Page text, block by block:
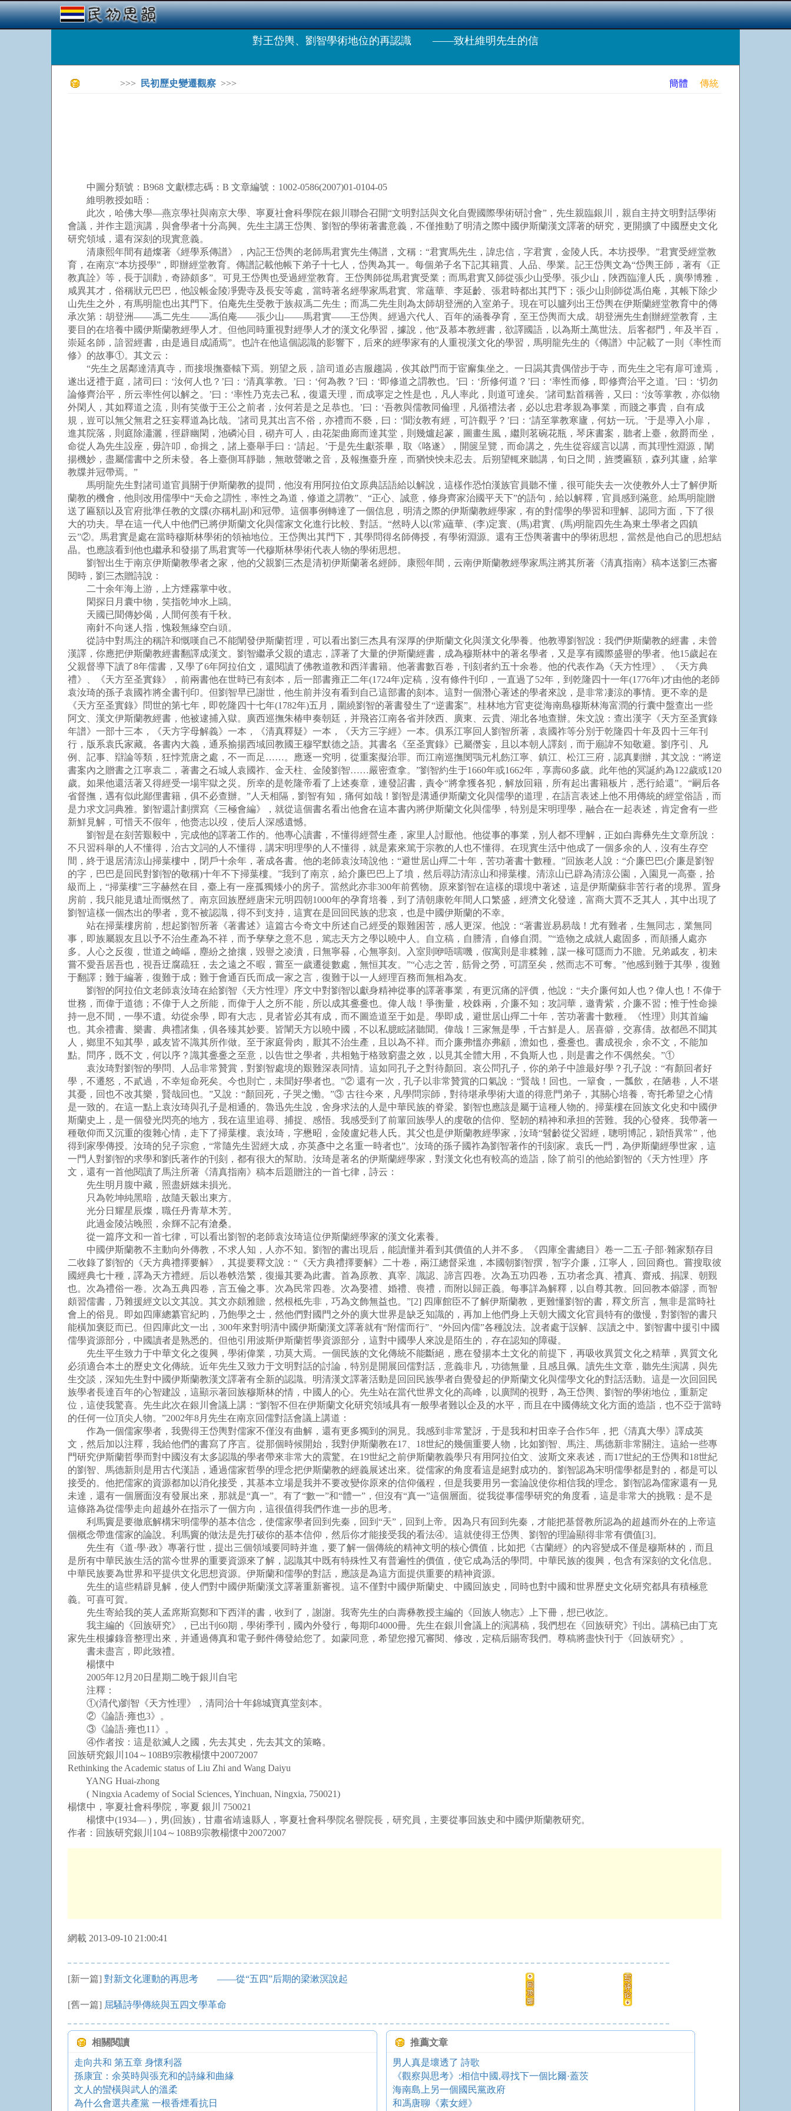
對王岱輿、劉智學術地位的再認識 ——致杜維明先生的信
>>> 民初歷史變遷觀察 >>> 簡體 傳統
中圖分類號：B968 文獻標志碼：B 文章編號：1002-0586(2007)01-0104-05
維明教授如晤：
此次，哈佛大學—燕京學社與南京大學、寧夏社會科學院在銀川聯合召開“文明對話與文化自覺國際學術研討會”，先生親臨銀川，親自主持文明對話學術
會議，并作主題演講，與會學者十分高興。先生主講王岱輿、劉智的學術著書意義，不僅推動了明清之際中國伊斯蘭漢文譯著的研究，更開擴了中國歷史文化
研究領域，還有深刻的現實意義。
清康熙年間有趙燦著《經學系傳譜》，內記王岱輿的老師馬君實先生傳譜，文稱：“君實馬先生，諱忠信，字君實，金陵人氏。本坊授學。”君實受經堂教
育，在南京“本坊授學”，即辦經堂教育。傳譜記載他帳下弟子十七人，岱輿為其一。每個弟子名下記其籍貫、人品、學業。記王岱輿文為“岱輿王師，著有《正
教真詮》等，長于訓勸，奇跡頗多”。可見王岱輿也受過經堂教育。王岱輿師從馬君實受業；而馬君實又師從張少山受學。張少山，陜西臨潼人氏，廣學博雅，
咸異其才，俗稱狀元巴巴，他設帳金陵凈覺寺及長安等處，當時著名經學家馬君實、常蘊華、李延齡、張君時都出其門下；張少山則師從馮伯庵，其帳下除少
山先生之外，有馬明龍也出其門下。伯庵先生受教于族叔馮二先生；而馮二先生則為太師胡登洲的入室弟子。現在可以臚列出王岱輿在伊斯蘭經堂教育中的傳
承次第：胡登洲——馮二先生——馮伯庵——張少山——馬君實——王岱輿。經過六代人、百年的涵養孕育，至王岱輿而大成。胡登洲先生創辦經堂教育，主
要目的在培養中國伊斯蘭教經學人才。但他同時重視對經學人才的漢文化學習，據說，他“及慕本教經書，欲譯國語，以為斯土萬世法。后客都門，年及半百，
崇延名師，諳習經書，由是過目成誦焉”。也許在他這個認識的影響下，后來的經學家有的人重視漢文化的學習，馬明龍先生的《傳譜》中記載了一則《率性而
修》的故事①。其文云：
“先生之居鄰達清真寺，而接垠撫臺轅下焉。朔望之辰，諳司道必吉服趨謁，俟其啟門而于宦廨集坐之。一日謁其貴偶偕步于寺，而先生之宅有扉可達焉，
遂出迓禮于庭，諸司曰：‘汝何人也？’曰：‘清真掌教。’曰：‘何為教？’曰：‘即修道之謂教也。’曰：‘所修何道？’曰：‘率性而修，即修齊治平之道。’曰：‘切勿
論修齊治平，所云率性何以解之。’曰：‘率性乃克去己私，復還天理，而成寧定之性是也，凡人率此，則道可達矣。’諸司點首稱善，又曰：‘汝等掌教，亦似物
外閑人，其如釋道之流，則有笑傲于王公之前者，汝何若是之足恭也。’曰：‘吾教與儒教同倫理，凡循禮法者，必以忠君孝親為事業，而賤之事貴，自有成
規，豈可以無父無君之狂妄釋道為比哉。’諸司見其出言不俗，亦禮而不褻，曰：‘聞汝教有經，可許觀乎？’曰：‘請至掌教寒廬，何妨一玩。’于是導入小扉，
進其院落，則庭除瀟灑，徑辟幽閑，池磷沁目，砌卉可人，由花架曲廊而達其堂，則幾爐起篆，圖畫生風，繼則茗碗花瓶，琴床書案，聽者上臺，敘爵而坐，
命從人為先生設座，毋許叩，命揖之，諸上臺舉手曰：‘請起。’于是先生獻茶畢，取《咯遂》，開篋呈覽，而命講之，先生從容緩言以講，而其理性淵源，闡
揚機妙，盡屬儒書中之所未發。各上臺側耳靜聽，無敢聲嗽之音，及報撫臺升座，而猶怏怏未忍去。后朔望輒來聽講，旬日之間，旌獎匾額，森列其廬，給掌
教牒并冠帶焉。”
馬明龍先生對諸司道官員關于伊斯蘭教的提問，他沒有用阿拉伯文原典話語給以解說，這樣作恐怕漢族官員聽不懂，很可能失去一次使教外人士了解伊斯
蘭教的機會，他則改用儒學中“天命之謂性，率性之為道，修道之謂教”、“正心、誠意，修身齊家治國平天下”的語句，給以解釋，官員感到滿意。給馬明龍贈
送了匾額以及官府批準任教的文牒(亦稱札副)和冠帶。這個事例轉達了一個信息，明清之際的伊斯蘭教經學家，有的對儒學的學習和理解、認同方面，下了很
大的功夫。早在這一代人中他們已將伊斯蘭文化與儒家文化進行比較、對話。“然時人以(常)蘊華、(李)定寰、(馬)君實、(馬)明龍四先生為東土學者之四鎮
云”②。馬君實是處在當時穆斯林學術的領袖地位。王岱輿出其門下，其學問得名師傳授，有學術淵源。還有王岱輿著書中的學術思想，當然是他自己的思想結
晶。也應該看到他也繼承和發揚了馬君實等一代穆斯林學術代表人物的學術思想。
劉智出生于南京伊斯蘭教學者之家，他的父親劉三杰是清初伊斯蘭著名經師。康熙年間，云南伊斯蘭教經學家馬注將其所著《清真指南》稿本送劉三杰審
閱時，劉三杰贈詩說：
二十余年海上游，上方煙霧掌中收。
閑探日月囊中物，笑指乾坤水上鷗。
天國已聞傳妙偈，人間何羨有千秋。
南針不向迷人指，愧殺無緣空白頭。
從詩中對馬注的稱許和慨嘆自己不能闡發伊斯蘭哲理，可以看出劉三杰具有深厚的伊斯蘭文化與漢文化學養。他教導劉智說：我們伊斯蘭教的經書，未曾
漢譯，你應把伊斯蘭教經書翻譯成漢文。劉智繼承父親的遺志，譯著了大量的伊斯蘭經書，成為穆斯林中的著名學者，又是享有國際盛譽的學者。他15歲起在
父親督導下讀了8年儒書，又學了6年阿拉伯文，還閱讀了佛教道教和西洋書籍。他著書數百卷，刊刻者約五十余卷。他的代表作為《天方性理》、《天方典
禮》、《天方至圣實錄》，前兩書他在世時已有刻本，后一部書雍正二年(1724年)定稿，沒有條件刊印，一直過了52年，到乾隆四十一年(1776年)才由他的老師
袁汝琦的孫子袁國祚將全書刊印。但劉智早已謝世，他生前并沒有看到自己這部書的刻本。這對一個潛心著述的學者來說，是非常凄涼的事情。更不幸的是
《天方至圣實錄》問世的第七年，即乾隆四十七年(1782年)五月，圍繞劉智的著書發生了“逆書案”。桂林地方官吏從海南島穆斯林海富潤的行囊中盤查出一些
阿文、漢文伊斯蘭教經書，他被逮捕入獄。廣西巡撫朱椿申奏朝廷，并飛咨江南各省并陜西、廣東、云貴、湖北各地查辦。朱文說：查出漢字《天方至圣實錄
年譜》一部十三本，《天方字母解義》一本，《清真釋疑》一本，《天方三字經》一本。俱系江寧回人劉智所著，袁國祚等分別于乾隆四十年及四十三年刊
行，版系袁氏家藏。各書內大義，通系揄揚西域回教國王穆罕默德之語。其書名《至圣實錄》已屬僭妄，且以本朝人譯刻，而于廟諱不知敬避。劉序引、凡
例、記事、辯論等類，狂悖荒唐之處，不一而足……。應逐一究明，從重案擬治罪。而江南巡撫閔鶚元札飭江寧、鎮江、松江三府，認真剿辦，其文說：“將逆
書案內之贈書之江寧袁二，著書之石城人袁國祚、金天柱、金陵劉智……嚴密查拿。”劉智約生于1660年或1662年，享壽60多歲。此年他的冥誕約為122歲或120
歲。如果他還活著又得經受一場牢獄之災。所幸的是乾隆帝看了上述奏章，連發詔書，責令“將拿獲各犯，解放回籍，所有起出書籍板片，悉行給還”。“嗣后各
省督撫，遇有似此鄙俚書籍，俱不必查辦。”人天相隔，劉智有知，痛何如哉！劉智是溝通伊斯蘭文化與儒學的道理，在語言表述上他不用傳統的經堂俗語，而
是力求文詞典雅。劉智還計劃撰寫《三極會編》，就從這個書名看出他會在這本書內將伊斯蘭文化與儒學，特別是宋明理學，融合在一起表述，肯定會有一些
新鮮見解，可惜天不假年，他赍志以歿，使后人深感遺憾。
劉智是在刻苦艱毅中，完成他的譯著工作的。他專心讀書，不懂得經營生產，家里人討厭他。他從事的事業，別人都不理解，正如白壽彝先生文章所說：
不只習科舉的人不懂得，治古文詞的人不懂得，講宋明理學的人不懂得，就是素來篤于宗教的人也不懂得。在現實生活中他成了一個多余的人，沒有生存空
間，終于退居清涼山掃葉樓中，閉戶十余年，著成各書。他的老師袁汝琦說他：“避世居山殫二十年，苦功著書十數種。”回族老人說：“介廉巴巴(介廉是劉智
的字，巴巴是回民對劉智的敬稱)十年不下掃葉樓。”我到了南京，給介廉巴巴上了墳，然后尋訪清涼山和掃葉樓。清涼山已辟為清涼公園，入園見一高臺，拾
級而上，“掃葉樓”三字赫然在目，臺上有一座孤獨矮小的房子。當然此亦非300年前舊物。原來劉智在這樣的環境中著述，這是伊斯蘭蘇非苦行者的境界。置身
房前，我只能見遺址而慨然了。南京回族歷經唐宋元明四朝1000年的孕育培養，到了清朝康乾年間人口繁盛，經濟文化發達，富商大賈不乏其人，其中出現了
劉智這樣一個杰出的學者，竟不被認識，得不到支持，這實在是回回民族的悲哀，也是中國伊斯蘭的不幸。
站在掃葉樓房前，想起劉智所著《著書述》這篇古今奇文中所述自己經受的艱難困苦，感人更深。他說：“著書豈易易哉！尤有難者，生無同志，業無同
事，即族屬親友且以予不治生產為不祥，而予孳孳之意不息，篤志天方之學以曉中人。自立稿，自謄清，自修自潤。”“造物之成就人處固多，而顛播人處亦
多。人心之反復，世道之崎嶇，塵紛之搶攘，毀譽之凌瀆，日無寧晷，心無寧刻。入室則咿唔嚅嘰，假寓則是非糅雜，謀一椽可隱而力不贍。兄弟戚友，初未
嘗不愛吾居吾也，視吾迂腐疏狂，去之遠之不暇，嘗至一歲遷徙數處，無恒其友。”“心志之苦，筋骨之勞，可謂至矣，然而志不可奪。”他感到難于其學，復難
于翻譯；難于編著，復難于成；難于會通百氏而成一家之言，復難于以一人經理百務而無相為友。
劉智的阿拉伯文老師袁汝琦在給劉智《天方性理》序文中對劉智以獻身精神從事的譯著事業，有更沉痛的評價，他說：“夫介廉何如人也？偉人也！不偉于
世務，而偉于道德；不偉于人之所能，而偉于人之所不能，所以成其斖斖也。偉人哉！爭衡量，校銖兩，介廉不知；攻詞華，邀青紫，介廉不習；惟于性命操
持一息不間，一學不遺。幼從余學，即有大志，見者皆必其有成，而不圖造道至于如是。學即成，避世居山殫二十年，苦功著書十數種。《性理》則其首編
也。其余禮書、樂書、典禮諸集，俱各臻其妙要。皆闡天方以曉中國，不以私臆眩諸聽聞。偉哉！三家無是學，千古鮮是人。居喜僻，交寡儔。故都邑不聞其
人，鄉里不知其學，戚友皆不識其所作做。至于家庭骨肉，厭其不治生產，且以為不祥。而介廉弗慍亦弗顧，澹如也，斖斖也。書成視余，余不文，不能加
點。問序，既不文，何以序？識其斖斖之至意，以告世之學者，共相勉于格致窮盡之效，以見其全體大用，不負斯人也，則是書之作不偶然矣。”①
袁汝琦對劉智的學問、人品非常贊賞，對劉智處境的艱難深表同情。這如同孔子之對待顏回。哀公問孔子，你的弟子中誰最好學？孔子說：“有顏回者好
學，不遷怒，不貳過，不幸短命死矣。今也則亡，未聞好學者也。”② 還有一次，孔子以非常贊賞的口氣說：“賢哉！回也。一簞食，一瓢飲，在陋巷，人不堪
其憂，回也不改其樂，賢哉回也。”又說：“顏回死，子哭之慟。”③ 古往今來，凡學問宗師，對待堪承學術大道的得意門弟子，其關心培養，寄托希望之心情
是一致的。在這一點上袁汝琦與孔子是相通的。魯迅先生說，舍身求法的人是中華民族的脊梁。劉智也應該是屬于這種人物的。掃葉樓在回族文化史和中國伊
斯蘭史上，是一個發光閃亮的地方，我在這里追尋、捕捉、感悟。我感受到了前輩回族學人的虔敬的信仰、堅韌的精神和承担的苦難。我的心發疼。我帶著一
種敬仰而又沉重的復雜心情，走下了掃葉樓。袁汝琦，字懋昭，金陵盧妃巷人氏。其父也是伊斯蘭教經學家，汝琦“髫齡從父習經，聰明博記，穎悟異常”，他
得到家學傳授。汝琦的兒子宗愈，“常隨先生習經大成，亦英彥中之名重一時者也”。汝琦的孫子國祚為劉智著作的刊刻家。袁氏一門，為伊斯蘭經學世家，這
一門人對劉智的求學和劉氏著作的刊刻，都有很大的幫助。汝琦是著名的伊斯蘭經學家，對漢文化也有較高的造詣，除了前引的他給劉智的《天方性理》序
文，還有一首他閱讀了馬注所著《清真指南》稿本后題贈注的一首七律，詩云：
先生明月腹中藏，照盡妍媸未損光。
只為乾坤純黑暗，故隨天轂出東方。
光分日耀星辰燦，職任丹青草木芳。
此過金陵沾晚照，余輝不記有滄桑。
從一篇序文和一首七律，可以看出劉智的老師袁汝琦這位伊斯蘭經學家的漢文化素養。
中國伊斯蘭教不主動向外傳教，不求人知，人亦不知。劉智的書出現后，能讀懂并看到其價值的人并不多。《四庫全書總目》卷一二五·子部·雜家類存目
二收錄了劉智的《天方典禮擇要解》，其提要釋文說：“《天方典禮擇要解》二十卷，兩江總督采進，本國朝劉智撰，智字介廉，江寧人，回回裔也。嘗搜取彼
國經典七十種，譯為天方禮經。后以卷帙浩繁，復撮其要為此書。首為原教、真宰、識認、諦言四卷。次為五功四卷，五功者念真、禮真、齋戒、捐課、朝覲
也。次為禮俗一卷。次為五典四卷，言五倫之事。次為民常四卷。次為娶禮、婚禮、喪禮，而附以歸正義。每事詳為解釋，以自尊其教。回回教本僻謬，而智
頗習儒書，乃雜援經文以文其說。其文亦頗雅贍，然根柢先非，巧為文飾無益也。”[2] 四庫館臣不了解伊斯蘭教，更難懂劉智的書，釋文所言，無非是當時社
會上的俗見。即如四庫總纂官紀昀，乃飽學之士，然他們對國門之外的廣大世界是缺乏知識的，再加上他們身上天朝大國文化官員特有的傲慢，對劉智的書只
能橫加褒貶而已。但四庫此文一出，300年來對明清中國伊斯蘭漢文譯著就有“附儒而行”、“外回內儒”各種說法。說者處于誤解、誤讀之中。劉智書中援引中國
儒學資源部分，中國讀者是熟悉的。但他引用波斯伊斯蘭哲學資源部分，這對中國學人來說是陌生的，存在認知的障礙。
先生平生致力于中華文化之復興，學術偉業，功莫大焉。一個民族的文化傳統不能斷絕，應在發揚本土文化的前提下，再吸收異質文化之精華，異質文化
必須適合本土的歷史文化傳統。近年先生又致力于文明對話的討論，特別是開展回儒對話，意義非凡，功德無量，且感且佩。讀先生文章，聽先生演講，與先
生交談，深知先生對中國伊斯蘭教漢文譯著有全新的認識。明清漢文譯著活動是回回民族學者自覺發起的伊斯蘭文化與儒學文化的對話活動。這是一次回回民
族學者長達百年的心智建設，這顯示著回族穆斯林的情，中國人的心。先生站在當代世界文化的高峰，以廣闊的視野，為王岱輿、劉智的學術地位，重新定
位，這使我驚喜。先生此次在銀川會議上講：“劉智不但在伊斯蘭文化研究領域具有一般學者難以企及的水平，而且在中國傳統文化方面的造詣，也不亞于當時
的任何一位頂尖人物。”2002年8月先生在南京回儒對話會議上講道：
作為一個儒家學者，我覺得王岱輿對儒家不僅沒有曲解，還有更多獨到的洞見。我感到非常驚訝，于是我和村田幸子合作5年，把《清真大學》譯成英
文，然后加以注釋，我給他們的書寫了序言。從那個時候開始，我對伊斯蘭教在17、18世紀的幾個重要人物，比如劉智、馬注、馬德新非常關注。這給一些專
門研究伊斯蘭哲學而對中國沒有太多認識的學者帶來非常大的震驚。在19世紀之前伊斯蘭教義學只有用阿拉伯文、波斯文來表述，而17世紀的王岱輿和18世紀
的劉智、馬德新則是用古代漢語，通過儒家哲學的理念把伊斯蘭教的經義展述出來。從儒家的角度看這是絕對成功的。劉智認為宋明儒學都是對的，都是可以
接受的。他把儒家的資源都加以消化接受，其基本立場是我并不要改變你原來的信仰儀程，但是我要用另一套論說使你相信我的理念。劉智認為儒家還有一見
未達，還有一個層面沒有發展出來，那就是“真一”。有了“數一”和“體一”，但沒有“真一”這個層面。從我從事儒學研究的角度看，這是非常大的挑戰：是不是
這條路為從儒學走向超越外在指示了一個方向，這很值得我們作進一步的思考。
利馬竇是要徹底解構宋明儒學的基本信念，使儒家學者回到先秦，回到“天”，回到上帝。因為只有回到先秦，才能把基督教所認為的超越而外在的上帝這
個概念帶進儒家的論說。利馬竇的做法是先打破你的基本信仰，然后你才能接受我的看法④。這就使得王岱輿、劉智的理論顯得非常有價值[3]。
先生有《道·學·政》專著行世，提出三個領域要同時并進，要了解一個傳統的精神文明的核心價值，比如把《古蘭經》的內容變成不僅是穆斯林的，而且
是所有中華民族生活的當今世界的重要資源來了解，認識其中既有特殊性又有普遍性的價值，使它成為活的學問。中華民族的復興，包含有深刻的文化信息。
中華民族要為世界和平提供文化思想資源。伊斯蘭和儒學的對話，應該是為這方面提供重要的精神資源。
先生的這些精辟見解，使人們對中國伊斯蘭漢文譯著重新審視。這不僅對中國伊斯蘭史、中國回族史，同時也對中國和世界歷史文化研究都具有積極意
義。可喜可賀。
先生寄給我的英人孟席斯寫鄭和下西洋的書，收到了，謝謝。我寄先生的白壽彝教授主編的《回族人物志》上下冊，想已收訖。
我主編的《回族研究》，已出刊60期，學術季刊，國內外發行，每期印4000冊。先生在銀川會議上的演講稿，我們想在《回族研究》刊出。講稿已由丁克
家先生根據錄音整理出來，并通過傳真和電子郵件傳發給您了。如蒙同意，希望您撥冗審閱、修改，定稿后賜寄我們。尊稿將盡快刊于《回族研究》。
書未盡言，即此致禮。
楊懷中
2005年12月20日星期二晚于銀川自宅
注釋：
①(清代)劉智《天方性理》，清同治十年錦城寶真堂刻本。
②《論語·雍也3》。
③《論語·雍也11》。
④作者按：這是欲滅人之國，先去其史，先去其文的策略。
回族研究銀川104～108B9宗教楊懷中20072007
Rethinking the Academic status of Liu Zhi and Wang Daiyu
YANG Huai-zhong
( Ningxia Academy of Social Sciences, Yinchuan, Ningxia, 750021)
楊懷中，寧夏社會科學院，寧夏 銀川 750021
楊懷中(1934— )，男(回族)，甘肅省靖遠縣人，寧夏社會科學院名譽院長，研究員，主要從事回族史和中國伊斯蘭教研究。
作者：回族研究銀川104～108B9宗教楊懷中20072007
網載 2013-09-10 21:00:41
[新一篇] 對新文化運動的再思考 ——從“五四”后期的梁漱溟說起
[舊一篇] 屈騷詩學傳統與五四文學革命
相關閱讀
走向共和 第五章 身懷利器
孫康宜：余英時與張充和的詩緣和曲緣
文人的蠻橫與武人的溫柔
為什么會選共產黨 一根香煙看抗日
推薦文章
男人真是壞透了 詩歌
《觀察與思考》:相信中國,尋找下一個比爾·蓋茨
海南島上另一個國民黨政府
和馮唐聊《素女經》